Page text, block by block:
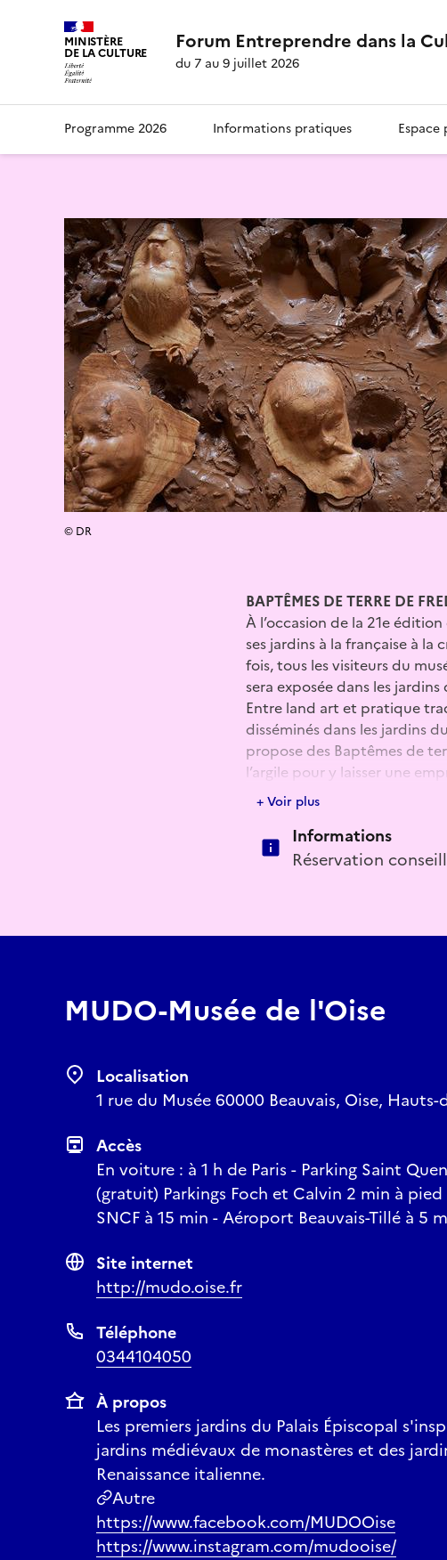
MINISTÈRE
DE LA CULTURE Forum Entreprendre dans la
du 7 au 9 juillet 2026
Programme 2026 Informations pratiques Espace
© DR
BAPTÊMES DE TERRE DE
À l’occasion de la 21e
ses jardins à la française à
fois, tous les visiteurs du
sera exposée dans les jardins
Entre land art et pratique
disséminés dans les jardins
propose des Baptêmes de
l’argile pour y laisser une
ces matrices servent à
Un événement unique et
ENTRÉE GRATUITE
+ Voir plus
Informations
Réservation
MUDO-Musée de l'Oise
Localisation
1 rue du Musée 60000 Beauvais, Oise, Hauts-
Accès
En voiture : à 1 h de Paris - Parking Saint
(gratuit) Parkings Foch et Calvin 2 min à
SNCF à 15 min - Aéroport Beauvais-Tillé à 5
Site internet
http://mudo.oise.fr
Téléphone
0344104050
À propos
Les premiers jardins du Palais Épiscopal
jardins médiévaux de monastères et des
Renaissance italienne.
Autre
https://www.facebook.com/MUDOOise
https://www.instagram.com/mudooise/